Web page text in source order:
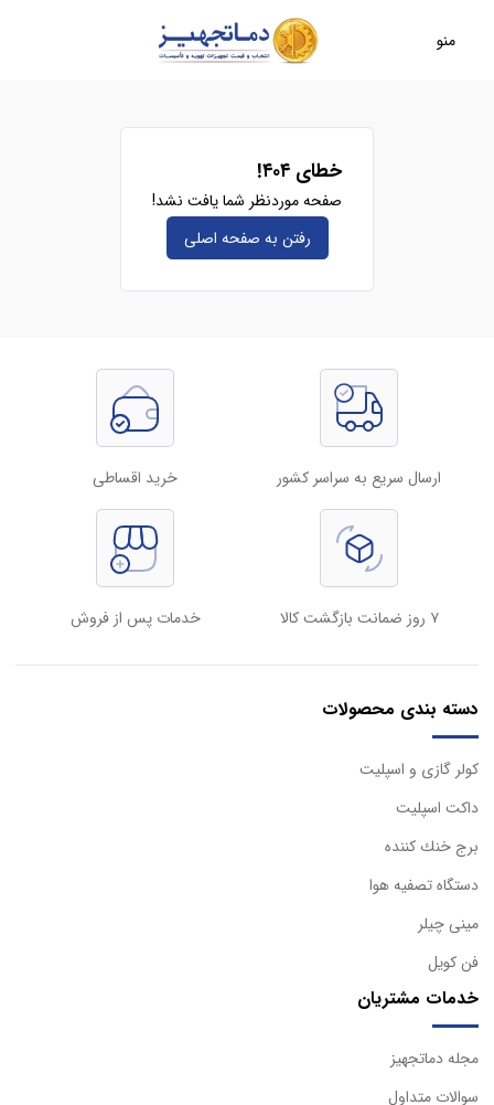
منو
خطای ۴۰۴!
صفحه موردنظر شما یافت نشد!
رفتن به صفحه‌ اصلی
ارسال سریع به سراسر کشور خرید اقساطی
۷ روز ضمانت بازگشت کالا خدمات پس از فروش
دسته بندی محصولات
كولر گازی و اسپليت
داكت اسپليت
برج خنك كننده
دستگاه تصفيه هوا
مینی چیلر
فن کویل
خدمات مشتریان
مجله دماتجهیز
سوالات متداول